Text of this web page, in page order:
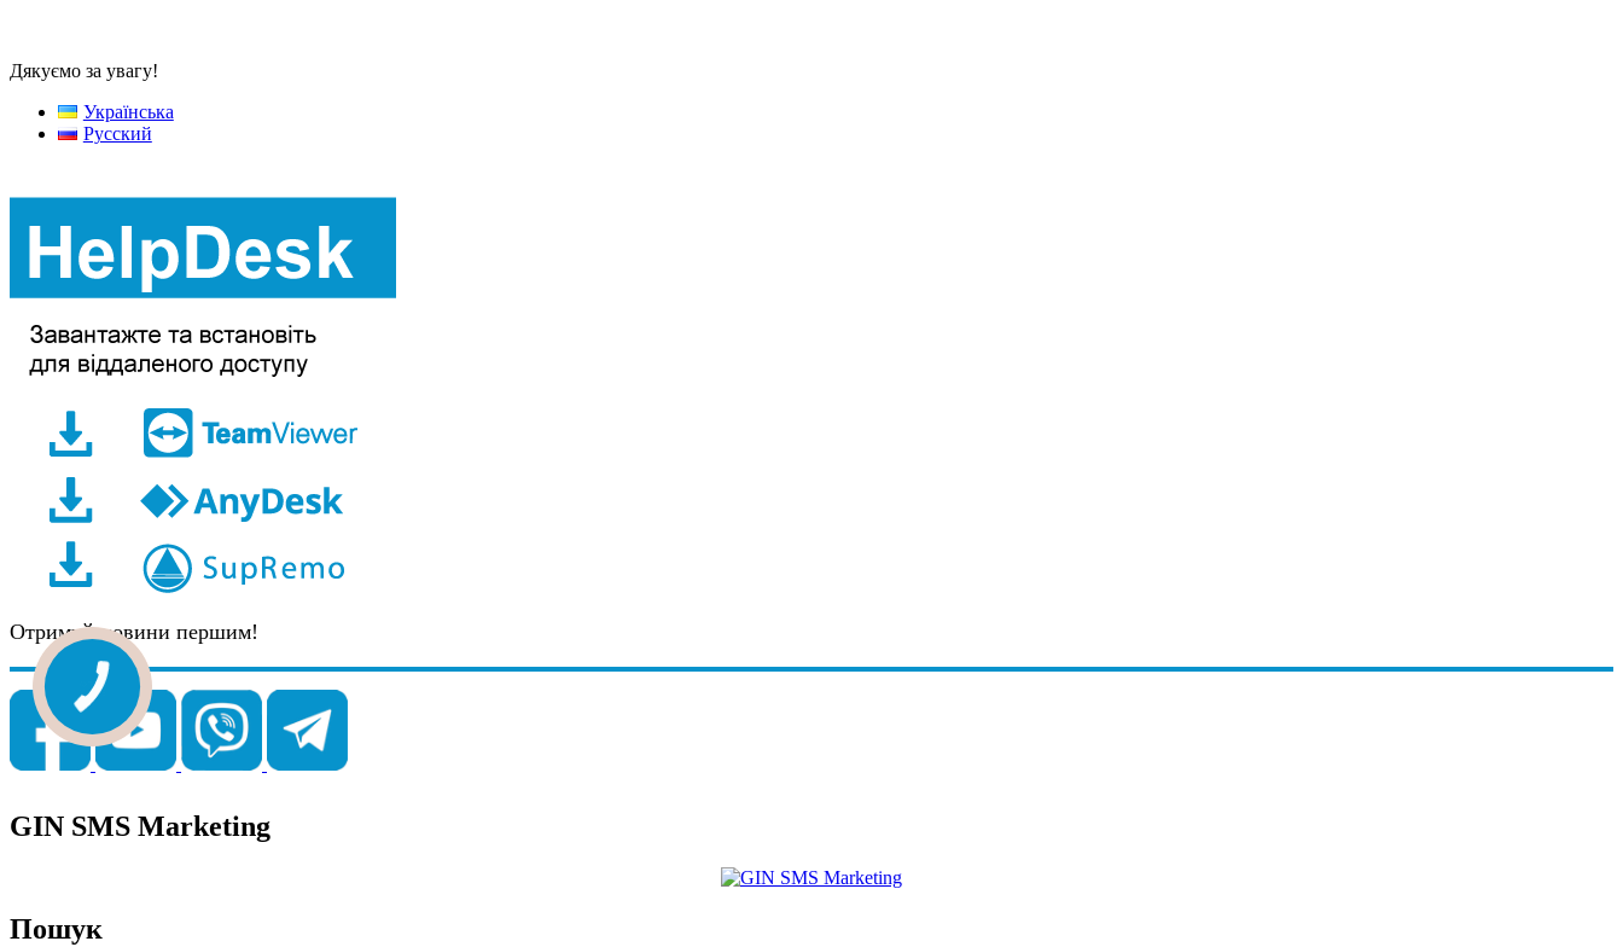
Дякуємо за увагу!
Українська
Русский
Отримуй новини першим!
GIN SMS Marketing
Пошук